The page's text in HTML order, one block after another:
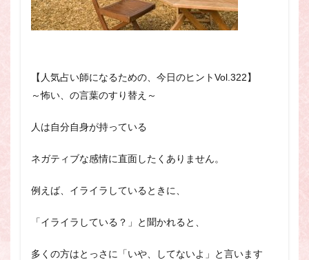
【人気占い師になるための、今日のヒントVol.322】
～怖い、の言葉のすり替え～
人は自分自身が持っている
ネガティブな感情に直面したく ありません。
例えば、イライラしているときに、
「イライラしている？ 」と聞かれると、
多くの方はとっさに「いや、してないよ 」と言います
スピリチュアル講座
パワースポット
ヒプノセラピー
則
占いカウンセラー